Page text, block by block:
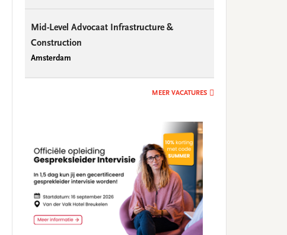
Mid-Level Advocaat Infrastructure &
Construction
Amsterdam
MEER VACATURES